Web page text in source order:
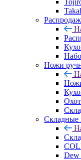
Ножи
Складные
Dew